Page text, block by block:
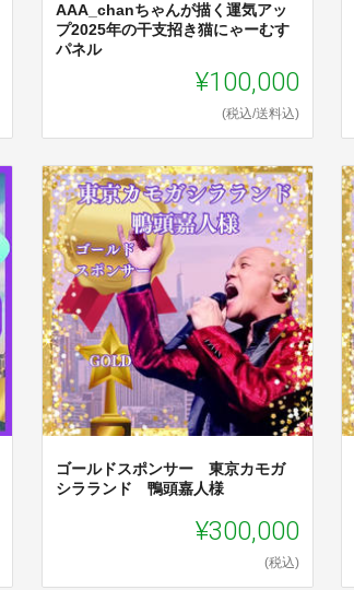
AAA_chanちゃんが描く運気アッ
プ2025年の干支招き猫にゃーむす
パネル
¥100,000
(税込/送料込)
ゴールドスポンサー 東京カモガ
シラランド 鴨頭嘉人様
¥300,000
(税込)